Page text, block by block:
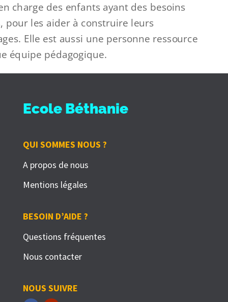
charge des enfants ayant des besoins
pour les aider à construire leurs
Elle est aussi une personne ressource
équipe pédagogique.
Ecole Béthanie
QUI SOMMES NOUS ?
A propos de nous
Mentions légales
BESOIN D’AIDE ?
Questions fréquentes
Nous contacter
NOUS SUIVRE